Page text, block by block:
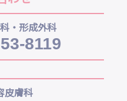
・形成外科
8119
皮膚科